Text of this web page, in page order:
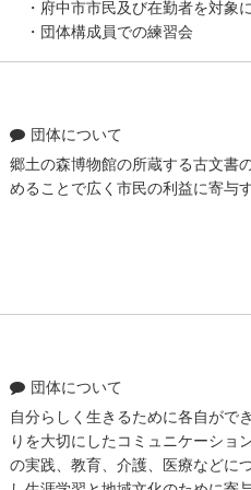
・府中市市民及び在勤者を対象
・団体構成員での練習会
団体について
郷土の森博物館の所蔵する古文書
めることで広く市民の利益に寄与す
団体について
自分らしく生きるために各自がで
りを大切にしたコミュニケーショ
の実践、教育、介護、医療などに